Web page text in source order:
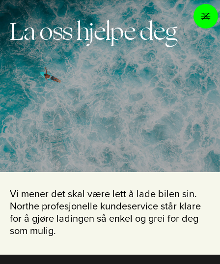
La oss hjelpe deg
Vi mener det skal være lett å lade bilen sin.
Northe profesjonelle kundeservice står klare
for å gjøre ladingen så enkel og grei for deg
som mulig.